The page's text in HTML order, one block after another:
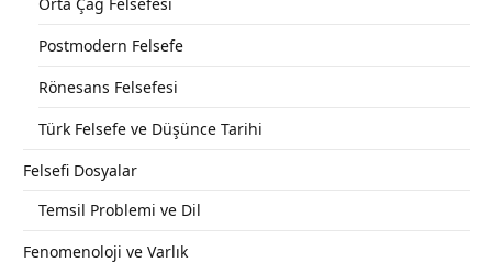
Postmodern Felsefe
Rönesans Felsefesi
Türk Felsefe ve Düşünce Tarihi
Felsefi Dosyalar
Temsil Problemi ve Dil
Fenomenoloji ve Varlık